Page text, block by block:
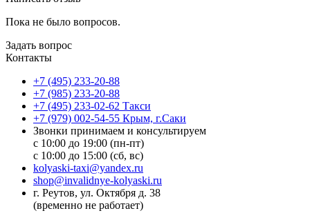
Пока не было вопросов.
Задать вопрос
Контакты
+7 (495) 233-20-88
+7 (985) 233-20-88
+7 (495) 233-02-62 Такси
+7 (979) 002-54-55 Крым, г.Саки
Звонки принимаем и консультируем
с 10:00 до 19:00 (пн-пт)
с 10:00 до 15:00 (сб, вс)
kolyaski-taxi@yandex.ru
shop@invalidnye-kolyaski.ru
г. Реутов, ул. Октября д. 38
(временно не работает)